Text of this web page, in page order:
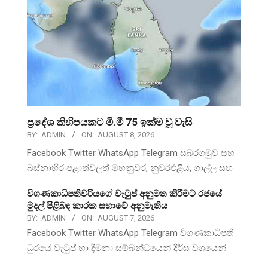
ප්‍රදේශ කිහිපයකට මි.මී 75 ඉක්ම වූ වැසි
BY: ADMIN ON: AUGUST 8, 2026
Facebook Twitter WhatsApp Telegram සබරගමුව සහ
බස්නාහිර පළාත්වලත් මහනුවර, නුවරඑළිය, ගාල්ල සහ
විගණකාධිපතිවරියගේ වැටුප් අනුමත කිරීමට රජයේ
මුදල් පිළිබඳ කාරක සභාවේ අනුමැතිය
BY: ADMIN ON: AUGUST 7, 2026
Facebook Twitter WhatsApp Telegram විගණකාධිපති
ධුරයේ වැටුප් හා දීමනා සම්බන්ධයෙන් දීර්ඝ වශයෙන්